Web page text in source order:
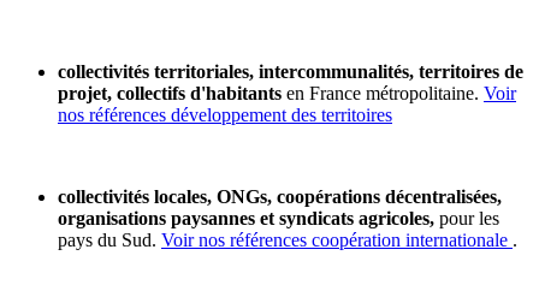
collectivités territoriales, intercommunalités, territoires de
projet, collectifs d'habitants en France métropolitaine. Voir
nos références développement des territoires
collectivités locales, ONGs, coopérations décentralisées,
organisations paysannes et syndicats agricoles, pour les
pays du Sud. Voir nos références coopération internationale .